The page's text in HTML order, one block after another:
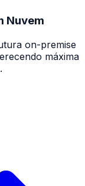
Nuvem
on-premise
máxima